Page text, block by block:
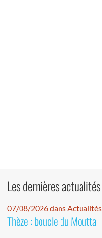
Les dernières actualités
07/08/2026 dans Actualités
Thèze : boucle du Moutta